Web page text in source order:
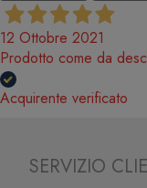
12 Ottobre 2021
Prodotto come da
Acquirente verificato
SERVIZIO